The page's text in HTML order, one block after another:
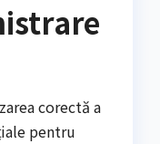
corectă a
pentru